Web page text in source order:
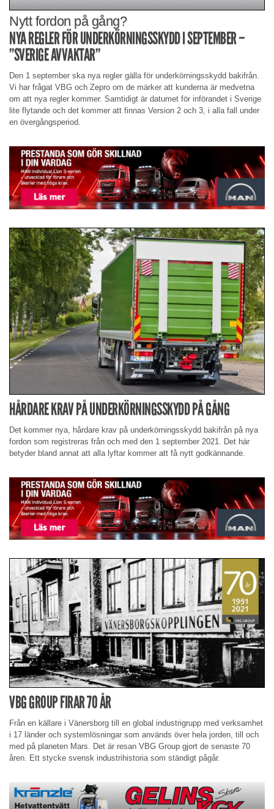
Nytt fordon på gång?
NYA REGLER FÖR UNDERKÖRNINGSSKYDD I SEPTEMBER –
”SVERIGE AVVAKTAR”
Den 1 september ska nya regler gälla för underkörningsskydd bakifrån.
Vi har frågat VBG och Zepro om de märker att kunderna är medvetna
om att nya regler kommer. Samtidigt är datumet för införandet i Sverige
lite flytande och det kommer att finnas Version 2 och 3, i alla fall under
en övergångsperiod.
HÅRDARE KRAV PÅ UNDERKÖRNINGSSKYDD PÅ GÅNG
Det kommer nya, hårdare krav på underkörningsskydd bakifrån på nya
fordon som registreras från och med den 1 september 2021. Det här
betyder bland annat att alla lyftar kommer att få nytt godkännande.
VBG GROUP FIRAR 70 ÅR
Från en källare i Vänersborg till en global industrigrupp med verksamhet
i 17 länder och systemlösningar som används över hela jorden, till och
med på planeten Mars. Det är resan VBG Group gjort de senaste 70
åren. Ett stycke svensk industrihistoria som ständigt pågår.